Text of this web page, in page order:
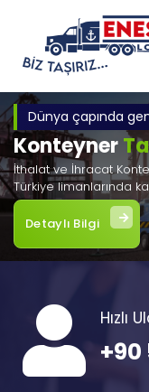
Dünya çapında
Konteyner
İthalat ve İhracat
Türkiye limanlarında
Detaylı Bilgi
Hızlı
+90